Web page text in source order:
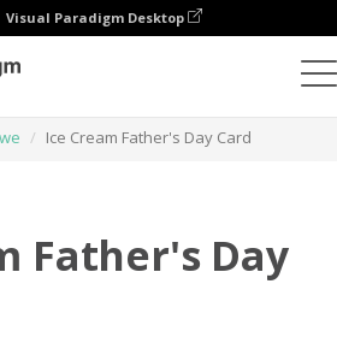
Visual Paradigm Desktop
Ice Cream Father's Day Card
Father's Day